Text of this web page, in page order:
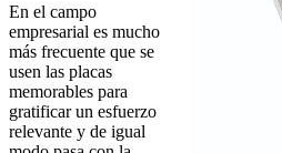
En el campo
empresarial es mucho
más frecuente que se
usen las placas
memorables para
gratificar un esfuerzo
relevante y de igual